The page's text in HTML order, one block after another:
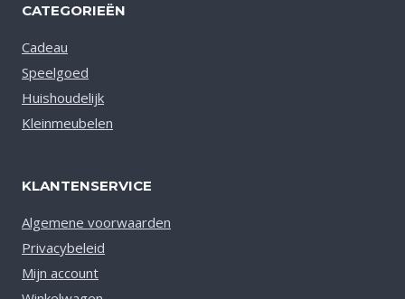
CATEGORIEËN
Cadeau
Speelgoed
Huishoudelijk
Kleinmeubelen
KLANTENSERVICE
Algemene voorwaarden
Privacybeleid
Mijn account